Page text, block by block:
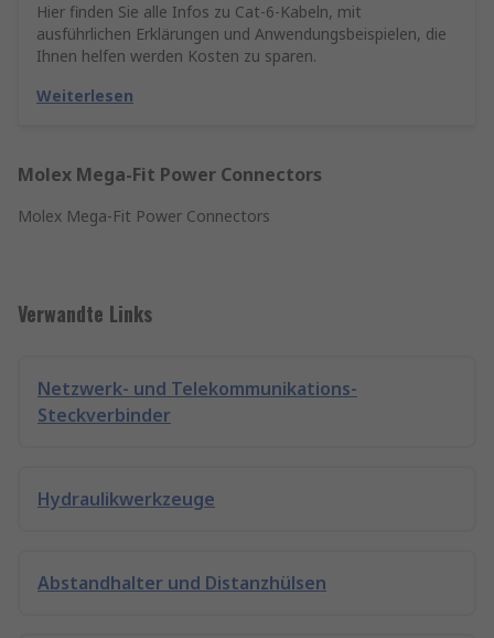
Hier finden Sie alle Infos zu Cat-6-Kabeln, mit
ausführlichen Erklärungen und Anwendungsbeispielen, die
Ihnen helfen werden Kosten zu sparen.
Weiterlesen
Molex Mega-Fit Power Connectors
Molex Mega-Fit Power Connectors
Verwandte Links
Netzwerk- und Telekommunikations-
Steckverbinder
Hydraulikwerkzeuge
Abstandhalter und Distanzhülsen